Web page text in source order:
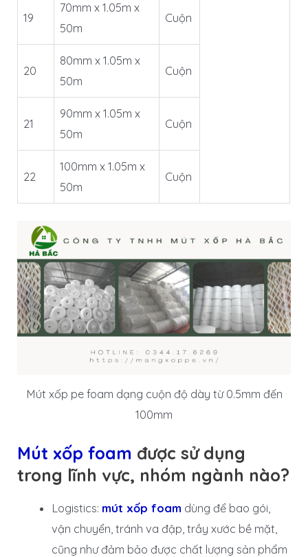
19
70mm x 1.05m x
50m
Cuộn
20
80mm x 1.05m x
50m
Cuộn
21
90mm x 1.05m x
50m
Cuộn
22
100mm x 1.05m x
50m
Cuộn
Mút xốp pe foam dạng cuộn độ dày từ 0.5mm đến
100mm
Mút xốp foam được sử dụng
trong lĩnh vực, nhóm ngành nào?
Logistics: mút xốp foam dùng để bao gói,
vận chuyển, tránh va đập, trầy xước bề mặt,
cũng như đảm bảo được chất lượng sản phẩm